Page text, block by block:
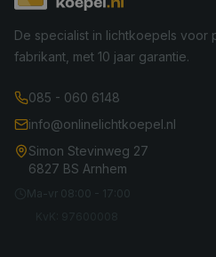
De specialist in lichtkoepels voor
fabrikant, met 10 jaar garantie.
085 - 060 6148
info@onlinelichtkoepel.nl
Simon Stevinweg 27
6827 BS Arnhem
Ma-vr 08:00 - 17:00